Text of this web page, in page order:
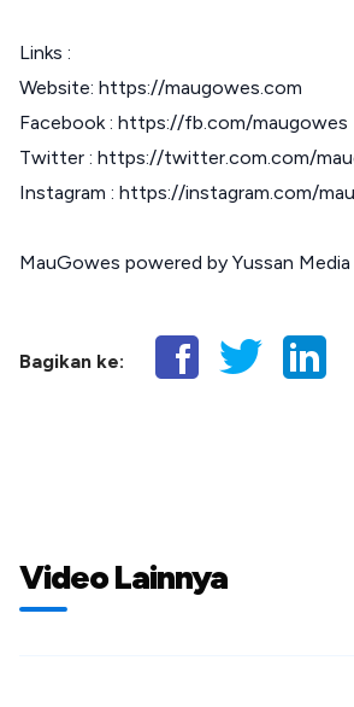
Links :
Website: https://maugowes.com
Facebook : https://fb.com/maugowes
Twitter : https://twitter.com.com/
Instagram : https://instagram.com/
MauGowes powered by Yussan
Bagikan ke:
Video Lainnya